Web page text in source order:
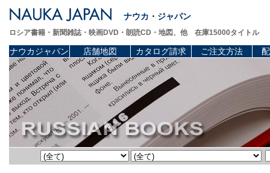
ナウカ・ジャパン
ロシア書籍・新聞雑誌・映画DVD・朗読CD・地図、他 在庫15000タイトル
ナウカジャパン 店舗地図 カタログ請求 ご注文方法